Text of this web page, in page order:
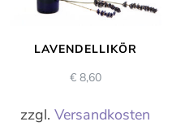
LAVENDELLIKÖR
€8,60
zzgl.Versandkosten